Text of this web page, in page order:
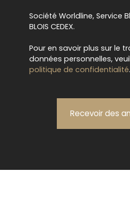
Société Worldline, Service
BLOIS CEDEX.
Pour en savoir plus sur le
données personnelles,
politique de confidentialité.
Recevoir des